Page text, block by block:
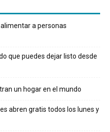
a personas
que puedes dejar listo desde
un hogar en el mundo
abren gratis todos los lunes y